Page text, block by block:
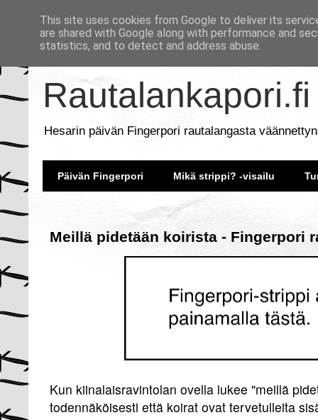
Rautalankapori.fi
Hesarin päivän Fingerpori rautalangasta
Päivän Fingerpori Mikä strippi? -visailu
Meillä pidetään koirista - Fingerpori
Kun kiinalaisravintolan ovella lukee "meillä
todennäköisesti että koirat ovat tervetulleita
This site uses cookies from Google to deliver its
are shared with Google along with performance and
statistics, and to detect and address abuse.